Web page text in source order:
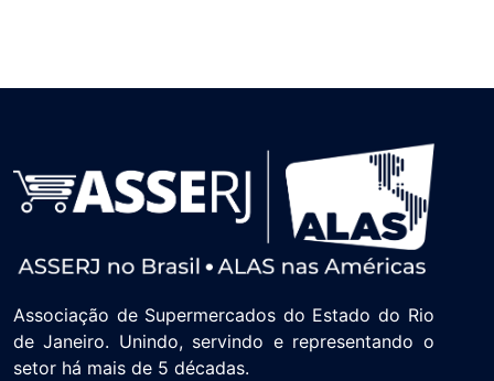
Associação de Supermercados do Estado do Rio
de Janeiro. Unindo, servindo e representando o
setor há mais de 5 décadas.